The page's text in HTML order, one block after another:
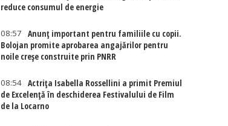
reduce consumul de energie
08:57
Anunț important pentru familiile cu copii.
Bolojan promite aprobarea angajărilor pentru
noile creșe construite prin PNRR
08:54 Actriţa Isabella Rossellini a primit Premiul
de Excelenţă în deschiderea Festivalului de Film
de la Locarno